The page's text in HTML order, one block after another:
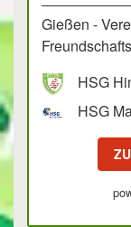
Gießen -
HSG
HSG